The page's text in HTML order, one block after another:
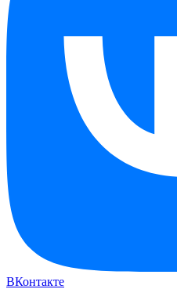
ВКонтакте